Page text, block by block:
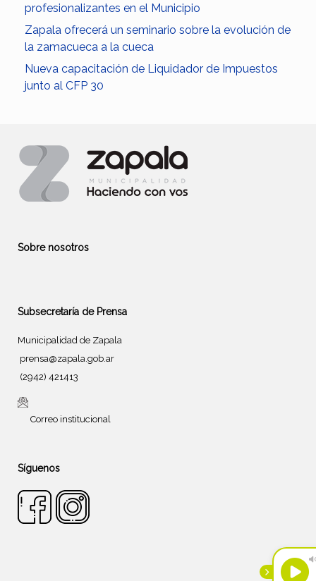
profesionalizantes en el Municipio
Zapala ofrecerá un seminario sobre la evolución de
la zamacueca a la cueca
Nueva capacitación de Liquidador de Impuestos
junto al CFP 30
Sobre nosotros
Subsecretaría de Prensa
Municipalidad de Zapala
prensa@zapala.gob.ar
(2942) 421413
Correo institucional
Síguenos